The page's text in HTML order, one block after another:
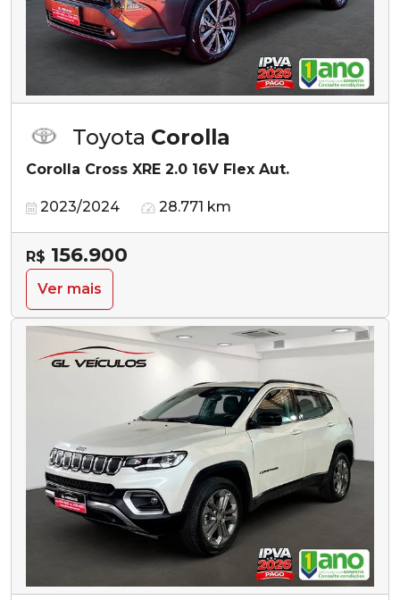
Toyota Corolla
Corolla Cross XRE 2.0 16V Flex Aut.
2023/2024 28.771 km
R$ 156.900
Ver mais